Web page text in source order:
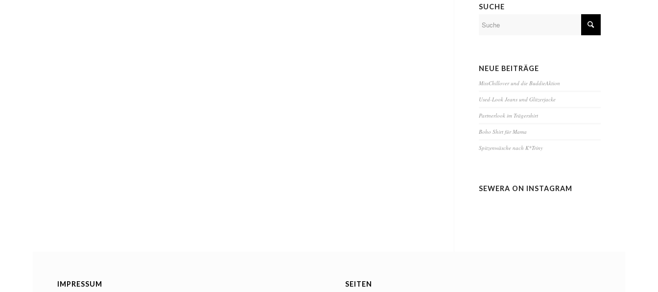
SUCHE
NEUE BEITRÄGE
MissChillover und die BuddieAktion
Used-Look Jeans und Glitzerjacke
Partnerlook im Trägershirt
Boho Shirt für Mama
Spitzenwäsche nach K*Triny
SEWERA ON INSTAGRAM
IMPRESSUM
SEITEN